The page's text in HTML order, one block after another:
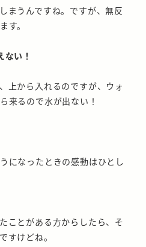
まうんですね。ですが、無反
す。
い！
上から入れるのですが、ウォ
来るので水が出ない！
になったときの感動はひとし
ことがある方からしたら、そ
すけどね。